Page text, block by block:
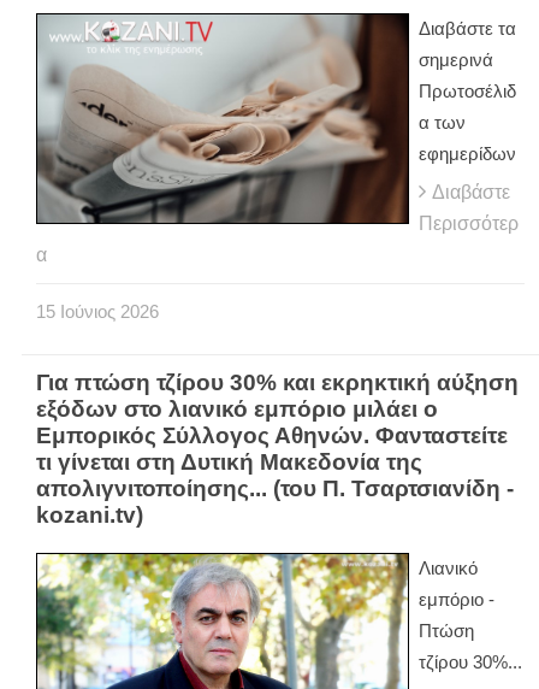
Διαβάστε τα
σημερινά
Πρωτοσέλιδ
α των
εφημερίδων
Διαβάστε
Περισσότερ
α
15 Ιούνιος 2026
Για πτώση τζίρου 30% και εκρηκτική αύξηση
εξόδων στο λιανικό εμπόριο μιλάει ο
Εμπορικός Σύλλογος Αθηνών. Φανταστείτε
τι γίνεται στη Δυτική Μακεδονία της
απολιγνιτοποίησης... (του Π. Τσαρτσιανίδη -
kozani.tv)
Λιανικό
εμπόριο -
Πτώση
τζίρου 30%...